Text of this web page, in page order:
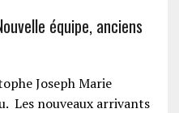
équipe, anciens
Joseph Marie
Les nouveaux arrivants